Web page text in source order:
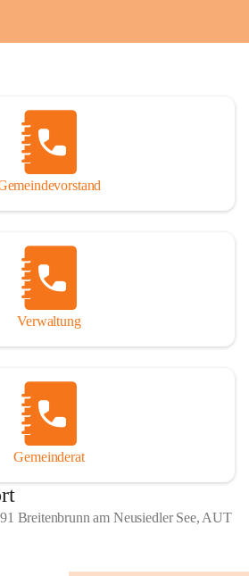
Verwaltung
Gemeinderat
Breitenbrunn am Neusiedler See, AUT